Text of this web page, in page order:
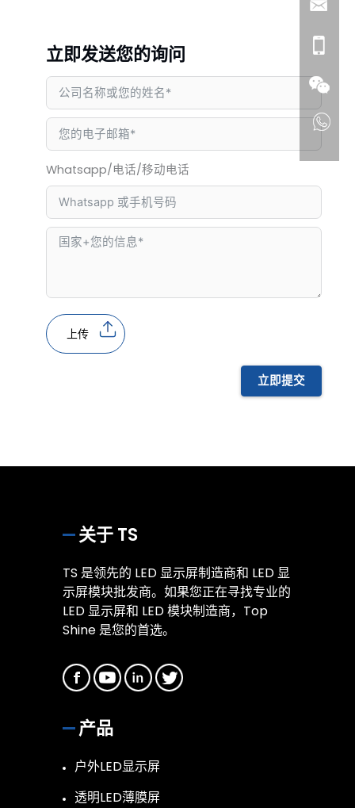
立即发送您的询问
Whatsapp/电话/移动电话
上传
立即提交
关于 TS
TS 是领先的 LED 显示屏制造商和 LED 显
示屏模块批发商。如果您正在寻找专业的
LED 显示屏和 LED 模块制造商，Top
Shine 是您的首选。
产品
户外LED显示屏
透明LED薄膜屏